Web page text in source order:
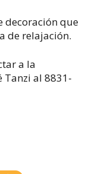
decoración que
de relajación.
a la
Tanzi al 8831-